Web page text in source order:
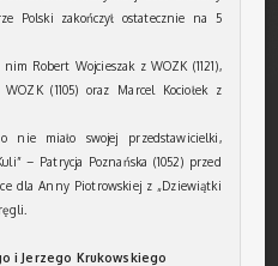
Polski zakończył ostatecznie na 5
Robert Wojcieszak z WOZK (1121),
(1105) oraz Marcel Kociołek z
nie miało swojej przedstawicielki,
– Patrycja Poznańska (1052) przed
dla Anny Piotrowskiej z „Dziewiątki
i Jerzego Krukowskiego